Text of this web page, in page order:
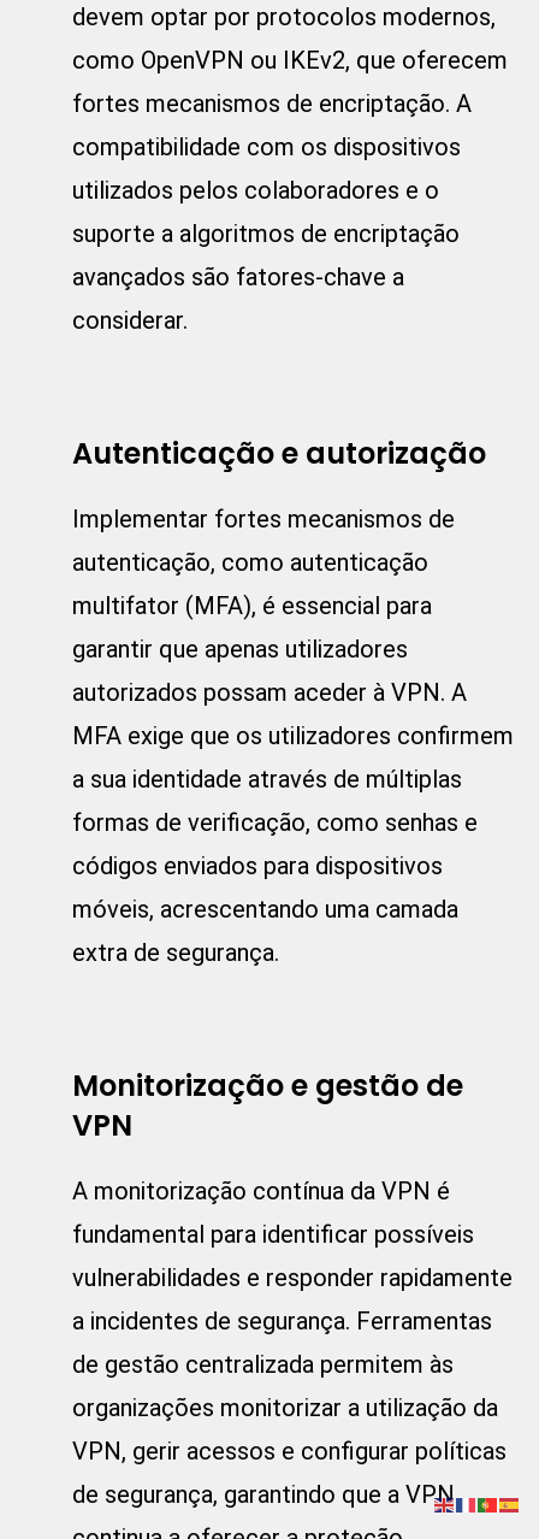
devem optar por protocolos modernos,
como OpenVPN ou IKEv2, que oferecem
fortes mecanismos de encriptação. A
compatibilidade com os dispositivos
utilizados pelos colaboradores e o
suporte a algoritmos de encriptação
avançados são fatores-chave a
considerar.
Autenticação e autorização
Implementar fortes mecanismos de
autenticação, como autenticação
multifator (MFA), é essencial para
garantir que apenas utilizadores
autorizados possam aceder à VPN. A
MFA exige que os utilizadores confirmem
a sua identidade através de múltiplas
formas de verificação, como senhas e
códigos enviados para dispositivos
móveis, acrescentando uma camada
extra de segurança.
Monitorização e gestão de
VPN
A monitorização contínua da VPN é
fundamental para identificar possíveis
vulnerabilidades e responder rapidamente
a incidentes de segurança. Ferramentas
de gestão centralizada permitem às
organizações monitorizar a utilização da
VPN, gerir acessos e configurar políticas
de segurança, garantindo que a VPN